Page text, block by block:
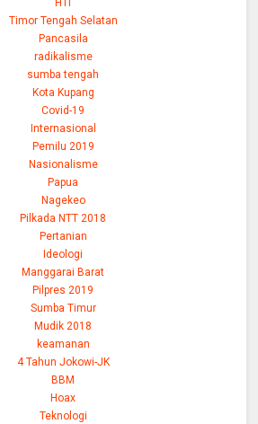
HTI
Timor Tengah Selatan
Pancasila
radikalisme
sumba tengah
Kota Kupang
Covid-19
Internasional
Pemilu 2019
Nasionalisme
Papua
Nagekeo
Pilkada NTT 2018
Pertanian
Ideologi
Manggarai Barat
Pilpres 2019
Sumba Timur
Mudik 2018
keamanan
4 Tahun Jokowi-JK
BBM
Hoax
Teknologi